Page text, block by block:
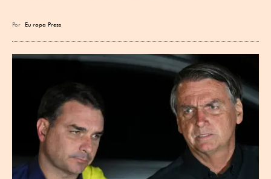
Por Eu ropa Press